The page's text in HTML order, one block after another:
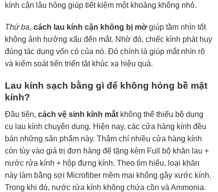
kính cận lâu hỏng giúp tiết kiệm một khoảng không nhỏ.
Thứ ba, cách lau kính cận không bị mờgiúp tầm nhìn tốt
không ảnh hưởng xấu đến mắt. Nhờ đó, chiếc kính phát huy
đúng tác dụng vốn có của nó. Đó chính là giúp mắt nhìn rõ
và kiểm soát tiến triển tật khúc xạ hiệu quả.
Lau kính sạch bằng gì để không hỏng bề mặt
kính?
Đầu tiên, cách vệ sinh kính mắtkhông thể thiếu bộ dụng
cụ lau kính chuyên dụng. Hiện nay, các cửa hàng kính đều
bán những sản phẩm này. Thậm chí nhiều cửa hàng kính
còn tùy vào giá trị đơn hàng để tặng kèm Full bộ khăn lau +
nước rửa kính + hộp đựng kính. Theo tìm hiểu, loại khăn
này làm bằng sợi Microfiber mềm mại không gây xước kính.
Trong khi đó, nước rửa kính không chứa cồn và Ammonia.